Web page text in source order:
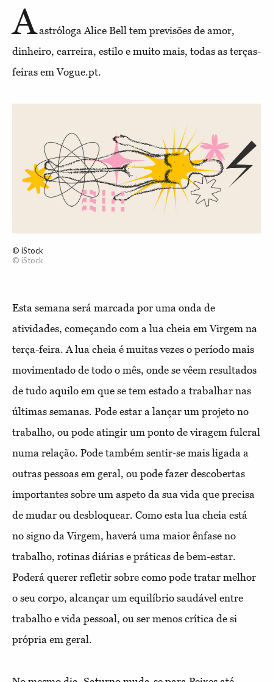
Aastróloga Alice Bell tem previsões de amor,
dinheiro, carreira, estilo e muito mais, todas as terças-
feiras em Vogue.pt.
© iStock
© iStock
Esta semana será marcada por uma onda de
atividades, começando com a lua cheia em Virgem na
terça-feira. A lua cheia é muitas vezes o período mais
movimentado de todo o mês, onde se vêem resultados
de tudo aquilo em que se tem estado a trabalhar nas
últimas semanas. Pode estar a lançar um projeto no
trabalho, ou pode atingir um ponto de viragem fulcral
numa relação. Pode também sentir-se mais ligada a
outras pessoas em geral, ou pode fazer descobertas
importantes sobre um aspeto da sua vida que precisa
de mudar ou desbloquear. Como esta lua cheia está
no signo da Virgem, haverá uma maior ênfase no
trabalho, rotinas diárias e práticas de bem-estar.
Poderá querer refletir sobre como pode tratar melhor
o seu corpo, alcançar um equilíbrio saudável entre
trabalho e vida pessoal, ou ser menos crítica de si
própria em geral.